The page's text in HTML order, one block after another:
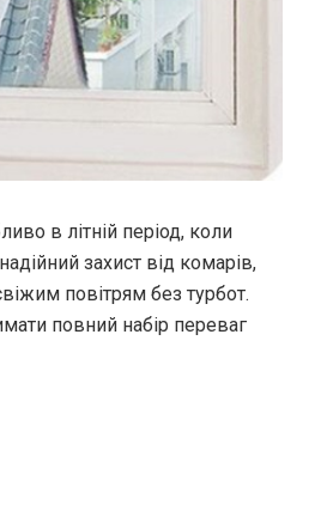
в літній період, коли
захист від комарів,
повітрям без турбот.
повний набір переваг